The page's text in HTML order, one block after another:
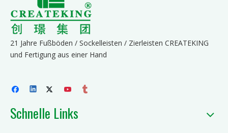
21 Jahre Fußböden / Sockelleisten / Zierleisten CREATEKING
und Fertigung aus einer Hand
Schnelle Links